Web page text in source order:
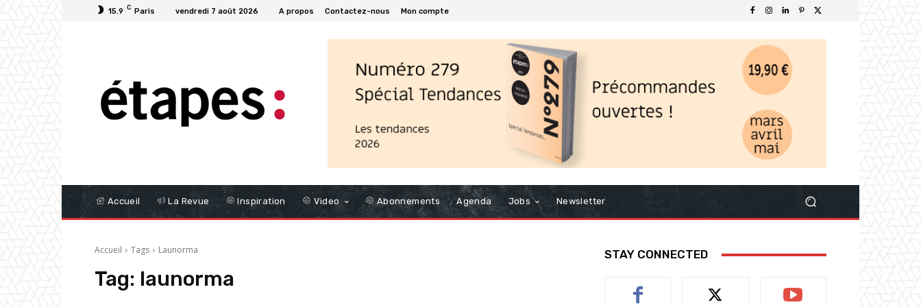
15.9 C Paris vendredi 7 août 2026 A propos Contactez-nous Mon compte
Accueil La Revue Inspiration Video Abonnements Agenda Jobs Newsletter
Accueil Tags Launorma
Tag: launorma
STAY CONNECTED